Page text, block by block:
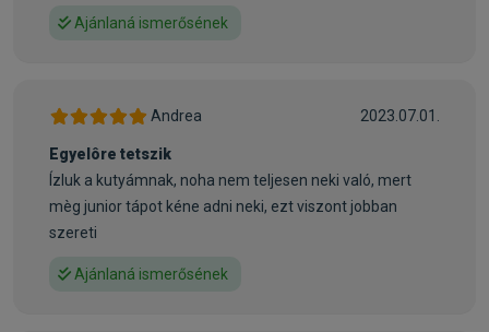
Összetétel:
napraforgóolaj, almatörköly*, kálium-klorid, repceolaj,
élesztő*, nátrium-klorid, tengeri alga*, lenmag, kagylóhús* (0,
05%), máriatövis, élesztő* (extrahált), articsóka,
gyermekláncfű, gyömbér, nyírfalevél, csalán, kamilla,
koriander, rozmaring, zsálya, édesgyökér, kakukkfű (szárított
*szárított
Ajánlaná ismerősének
Andrea 2023.07.01.
Egyelôre tetszik
Ízluk a kutyámnak, noha nem teljesen neki való, mert
mèg junior tápot kéne adni neki, ezt viszont jobban
szereti
Ajánlaná ismerősének